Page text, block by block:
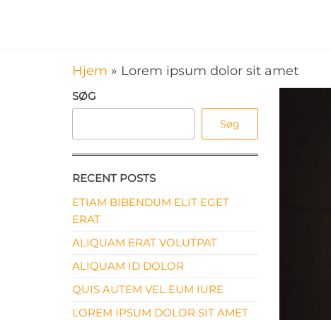
Rengøring
ApS
rene
løsninger
Hjem » Lorem ipsum dolor sit amet
SØG
Søg
RECENT POSTS
ETIAM BIBENDUM ELIT EGET
ERAT
ALIQUAM ERAT VOLUTPAT
ALIQUAM ID DOLOR
QUIS AUTEM VEL EUM IURE
LOREM IPSUM DOLOR SIT AMET